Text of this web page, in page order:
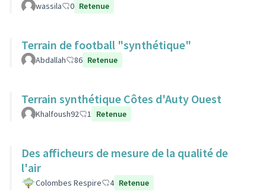
wassila 0 Retenue
Terrain de football "synthétique"
Abdallah 86 Retenue
Terrain synthétique Côtes d'Auty Ouest
Khalfoush92 1 Retenue
Des afficheurs de mesure de la qualité de
l'air
Colombes Respire 4 Retenue